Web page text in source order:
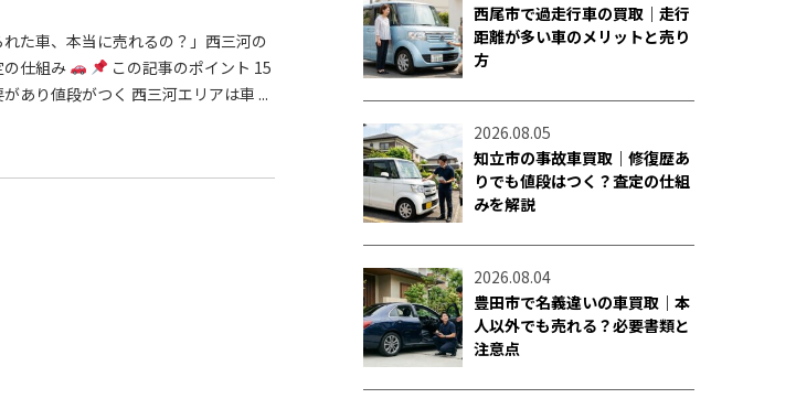
れた車、本当に売れるの？」西三河の
仕組み
この記事のポイント 15
あり値段がつく 西三河エリアは車 ...
西尾市で過走行車の買取｜走行
距離が多い車のメリットと売り
方
2026.08.05
知立市の事故車買取｜修復歴あ
りでも値段はつく？査定の仕組
みを解説
2026.08.04
豊田市で名義違いの車買取｜本
人以外でも売れる？必要書類と
注意点